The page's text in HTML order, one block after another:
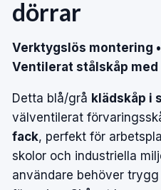
dörrar
Verktygslös montering
Ventilerat stålskåp
Detta blå/grå klädskåp i
välventilerat
fack, perfekt för
skolor och industriella
användare behöver